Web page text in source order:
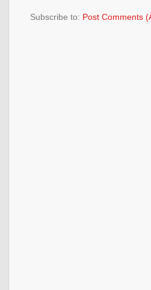
Subscribe to: Post Comments